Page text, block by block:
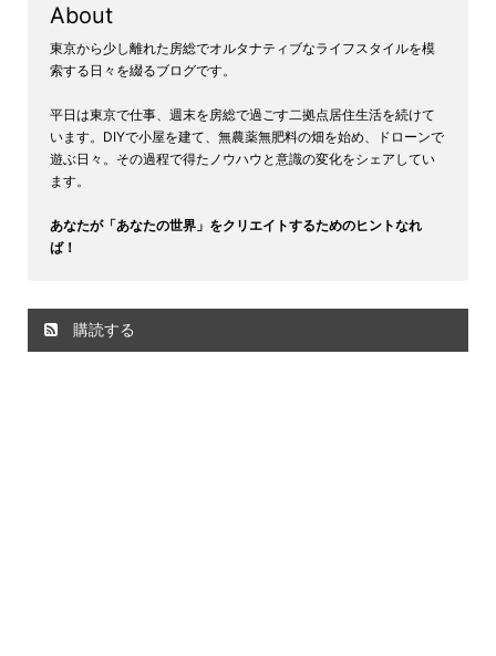
About
東京から少し離れた房総でオルタナティブなライフスタイルを模
索する日々を綴るブログです。
平日は東京で仕事、週末を房総で過ごす二拠点居住生活を続けて
います。DIYで小屋を建て、無農薬無肥料の畑を始め、ドローンで
遊ぶ日々。その過程で得たノウハウと意識の変化をシェアしてい
ます。
あなたが「あなたの世界」をクリエイトするためのヒントなれ
ば！
購読する